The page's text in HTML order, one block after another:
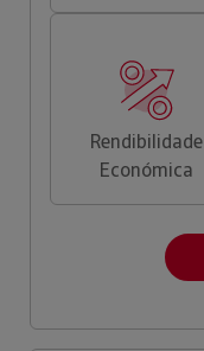
Rendibilidade
Económica